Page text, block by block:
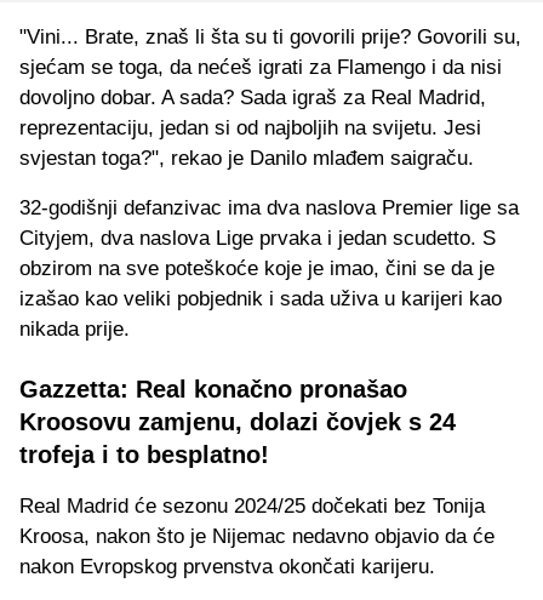
"Vini... Brate, znaš li šta su ti govorili prije? Govorili su,
sjećam se toga, da nećeš igrati za Flamengo i da nisi
dovoljno dobar. A sada? Sada igraš za Real Madrid,
reprezentaciju, jedan si od najboljih na svijetu. Jesi
svjestan toga?", rekao je Danilo mlađem saigraču.
32-godišnji defanzivac ima dva naslova Premier lige sa
Cityjem, dva naslova Lige prvaka i jedan scudetto. S
obzirom na sve poteškoće koje je imao, čini se da je
izašao kao veliki pobjednik i sada uživa u karijeri kao
nikada prije.
Gazzetta: Real konačno pronašao
Kroosovu zamjenu, dolazi čovjek s 24
trofeja i to besplatno!
Real Madrid će sezonu 2024/25 dočekati bez Tonija
Kroosa, nakon što je Nijemac nedavno objavio da će
nakon Evropskog prvenstva okončati karijeru.